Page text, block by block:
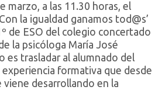
marzo, a las 11.30 horas, el
la igualdad ganamos tod@s’
de ESO del colegio concertado
la psicóloga María José
es trasladar al alumnado del
formativa que desde
desarrollando en la